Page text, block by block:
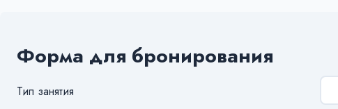
Форма для бронирования
Тип занятия